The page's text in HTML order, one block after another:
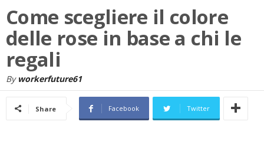
Come scegliere il colore
delle rose in base a chi le
regali
By workerfuture61
Share Facebook Twitter